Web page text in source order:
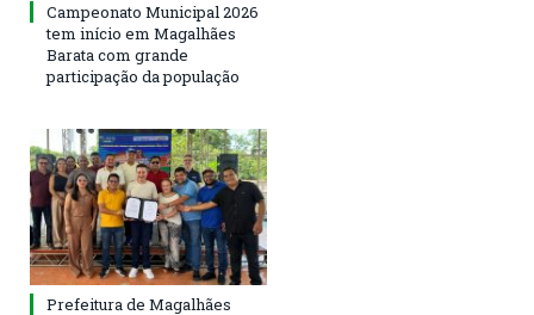
Campeonato Municipal 2026
tem início em Magalhães
Barata com grande
participação da população
Prefeitura de Magalhães